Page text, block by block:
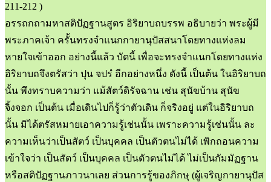
211-212 )
อรรถกถามหาสติปัฏฐานสูตร อิริยาบถบรรพ อธิบายว่า พระผู้มี
พระภาคเจ้า ครั้นทรงจำแนกกายานุปัสสนาโดยทางแห่งลม
หายใจเข้าออก อย่างนี้แล้ว บัดนี้ เพื่อจะทรงจำแนกโดยทางแห่ง
อิริยาบถจึงตรัสว่า ปุน จปรํ อีกอย่างหนึ่ง ดังนี้ เป็นต้น ในอิริยาบถ
นั้น พึงทราบความว่า แม้สัตว์ดิรัจฉาน เช่น สุนัขบ้าน สุนัข
จิ้งจอก เป็นต้น เมื่อเดินไปก็รู้ว่าตัวเดิน ก็จริงอยู่ แต่ในอิริยาบถ
นั้น มิได้ตรัสหมายเอาความรู้เช่นนั้น เพราะความรู้เช่นนั้น ละ
ความเห็นว่าเป็นสัตว์ เป็นบุคคล เป็นตัวตนไม่ได้ เพิกถอนความ
เข้าใจว่า เป็นสัตว์ เป็นบุคคล เป็นตัวตนไม่ได้ ไม่เป็นกัมมัฏฐาน
หรือสติปัฏฐานภาวนาเลย ส่วนการรู้ของภิกษุ (ผู้เจริญกายานุปัส